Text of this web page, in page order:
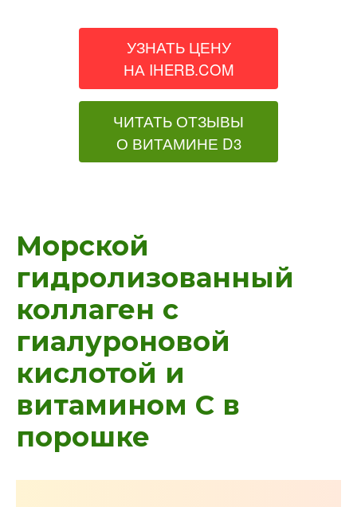
УЗНАТЬ ЦЕНУ
НА IHERB.COM
ЧИТАТЬ ОТЗЫВЫ
О ВИТАМИНЕ D3
Морской
гидролизованный
коллаген с
гиалуроновой
кислотой и
витамином C в
порошке